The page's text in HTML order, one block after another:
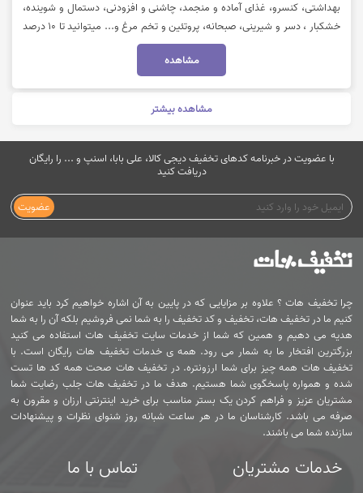
بهداشتی، کنسرو، غذای آماده و منجمد، چاشنی و افزودنی، دستمال و شوینده،
خشکبار ، دسر و شیرینی، صبحانه، پروتئین و تخم مرغ و... میتوانید تا 10 درصد
تخفیف، از فروشگاه اینترنتی بازرگام بهره مند شوید. جهت استفاده از تخفیف و
مشاهده کالا روی گزینه "خرید کنید" کلیک نمایید.
مشاهده
مشاهده بیشتر
با عضویت در خبرنامه کدهای تخفیف دیجی کالا، علی بابا، اسنپ و ... را رایگان
دریافت کنید
عضویت
چرا تخفیف هات ؟ علاوه بر مزایایی که در پایین به آن اشاره خواهیم کرد باید عنوان
کنیم ما در تخفیف هات، تخفیف و کد تخفیف را به شما نمی فروشیم بلکه آن را به شما
هدیه می دهیم و همین که شما از خدمات سایت تخفیف هات استفاده می کنید
بزرگترین افتخار ما به شمار می رود. همه ی خدمات تخفیف هات رایگان است. با
تخفیف هات همه چیز برای شما ارزونتره. در تخفیف هات صحت همه کد ها تست
شده و همواره پاسخگوی شما هستیم. هدف ما در تخفیف هات جلب رضایت شما
مشتریان عزیز و فراهم کردن یک بستر مناسب برای خرید اینترنتی ارزان و مقرون به
صرفه می باشد. کارشناسان ما در هر ساعت شبانه روز شنوای نظرات و پیشنهادات
سازنده شما می باشند.
خدمات مشتریان تماس با ما